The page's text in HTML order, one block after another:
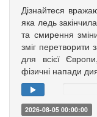
Дізнайтеся
яка ледь
та смирення
зміг
для всієї
фізичні напади
2026-08-05 00:00:00